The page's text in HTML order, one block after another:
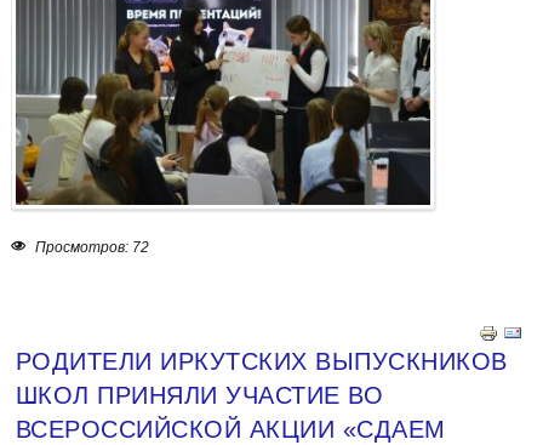
Просмотров: 72
РОДИТЕЛИ ИРКУТСКИХ ВЫПУСКНИКОВ
ШКОЛ ПРИНЯЛИ УЧАСТИЕ ВО
ВСЕРОССИЙСКОЙ АКЦИИ «СДАЕМ